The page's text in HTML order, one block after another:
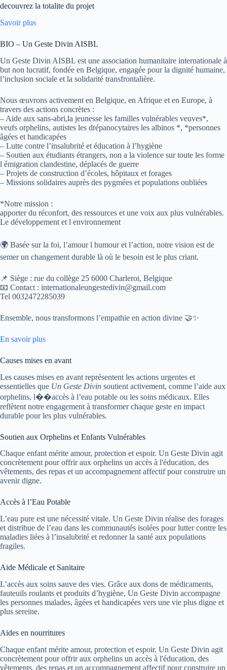
decouvrez la totalite du projet
Savoir plus
BIO – Un Geste Divin AISBL
Un Geste Divin AISBL est une association humanitaire internationale à
but non lucratif, fondée en Belgique, engagée pour la dignité humaine,
l’inclusion sociale et la solidarité transfrontalière.
Nous œuvrons activement en Belgique, en Afrique et en Europe, à
travers des actions concrètes :
– Aide aux sans-abri,la jeunesse les familles vulnérables veuves*,
veufs orphelins, autistes les drépanocytaires les albinos *, *personnes
âgées et handicapées
– Lutte contre l’insalubrité et éducation à l’hygiène
– Soutien aux étudiants étrangers, non a la violence sur toute les forme
l émigration clandestine, déplacés de guerre
– Projets de construction d’écoles, hôpitaux et forages
– Missions solidaires auprès des pygmées et populations oubliées
*Notre mission :
apporter du réconfort, des ressources et une voix aux plus vulnérables.
Le développement et l environnement
🌍 Basée sur la foi, l’amour l humour et l’action, notre vision est de
semer un changement durable là où le besoin est le plus criant.
📌 Siège : rue du collège 25 6000 Charleroi, Belgique
📧 Contact : internationaleungestedivin@gmail.com
Tel 0032472285039
Ensemble, nous transformons l’empathie en action divine 🤝✨
En savoir plus
Causes mises en avant
Les causes mises en avant représentent les actions urgentes et
essentielles que Un Geste Divin soutient activement, comme l’aide aux
orphelins, l��accès à l’eau potable ou les soins médicaux. Elles
reflètent notre engagement à transformer chaque geste en impact
durable pour les plus vulnérables.
Soutien aux Orphelins et Enfants Vulnérables
Chaque enfant mérite amour, protection et espoir. Un Geste Divin agit
concrètement pour offrir aux orphelins un accès à l'éducation, des
vêtements, des repas et un accompagnement affectif pour construire un
avenir digne.
Accès à l’Eau Potable
L’eau pure est une nécessité vitale. Un Geste Divin réalise des forages
et distribue de l’eau dans les communautés isolées pour lutter contre les
maladies liées à l’insalubrité et redonner la santé aux populations
fragiles.
Aide Médicale et Sanitaire
L’accès aux soins sauve des vies. Grâce aux dons de médicaments,
fauteuils roulants et produits d’hygiène, Un Geste Divin accompagne
les personnes malades, âgées et handicapées vers une vie plus digne et
plus sereine.
Aides en nourritures
Chaque enfant mérite amour, protection et espoir. Un Geste Divin agit
concrètement pour offrir aux orphelins un accès à l'éducation, des
vêtements, des repas et un accompagnement affectif pour construire un